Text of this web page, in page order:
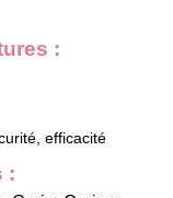
:
efficacité
: